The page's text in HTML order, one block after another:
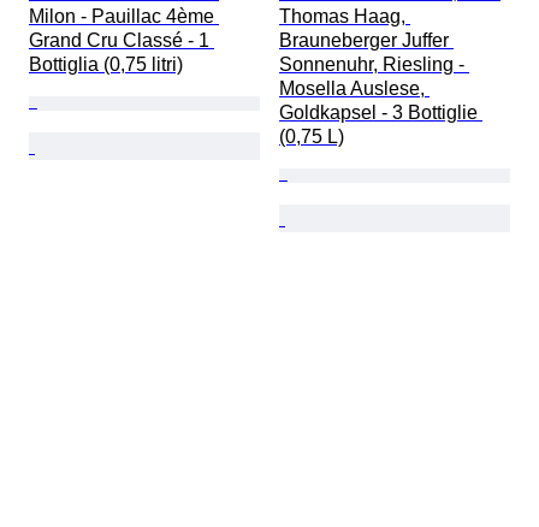
Milon - Pauillac 4ème
Grand Cru Classé - 1
Bottiglia (0,75 litri)
Thomas Haag,
Brauneberger Juffer
Sonnenuhr, Riesling -
Mosella Auslese,
Goldkapsel - 3 Bottiglie
(0,75 L)